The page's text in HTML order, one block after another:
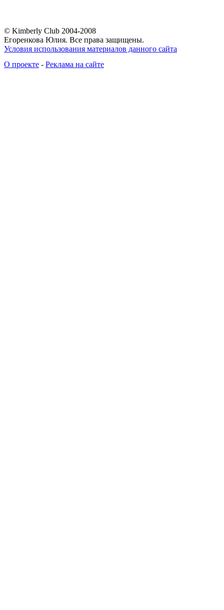
© Kimberly Club 2004-2008
Егоренкова Юлия. Все права защищены.
Условия использования материалов данного сайта
О проекте - Реклама на сайте